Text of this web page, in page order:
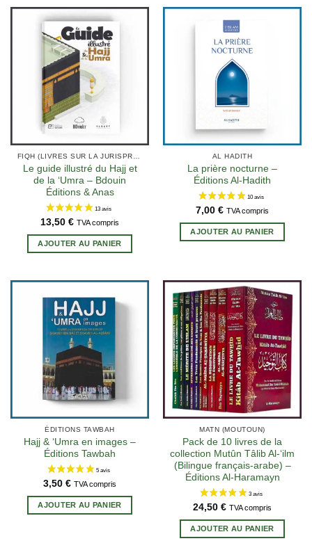
17 avis
FIQH (LIVRES SUR LA JURISPRUDENCE EN ISLAM)
Le guide illustré du Hajj et
de la ‘Umra – Bdouin
Éditions & Anas
13,50 € TVA compris
AJOUTER AU PANIER
AL HADITH
La prière nocturne –
Éditions Al-Hadith
7,00 € TVA compris
AJOUTER AU PANIER
ÉDITIONS TAWBAH
Hajj & ‘Umra en images –
Éditions Tawbah
3,50 € TVA compris
AJOUTER AU PANIER
MATN (MOUTOUN)
Pack de 10 livres de la
collection Mutûn Tâlib Al-‘ilm
(Bilingue français-arabe) –
Éditions Al-Haramayn
24,50 € TVA compris
AJOUTER AU PANIER